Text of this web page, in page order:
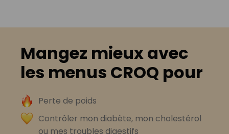
Mangez mieux avec
les menus CROQ pour
Perte de poids
Contrôler mon diabète, mon cholestérol
ou mes troubles digestifs